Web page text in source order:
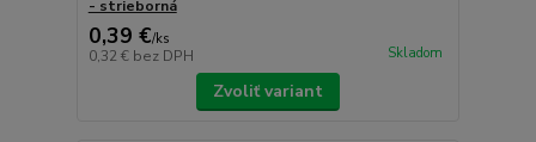
- strieborná
0,39 €/ks
0,32 € bez DPH Skladom
Zvoliť variant